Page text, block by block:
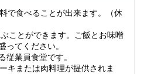
で食べることが出来ます。（休
ことができます。ご飯とお味噌
てください。
業員食堂です。
キまたは肉料理が提供されま